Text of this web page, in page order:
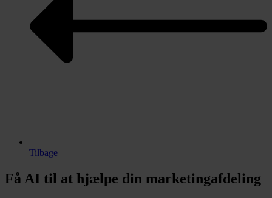
Tilbage
Få AI til at hjælpe din marketingafdeling